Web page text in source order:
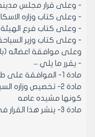
- وعلى قرار مجلس مدينه حلب رقم /
- وعلى كتاب وزاره الاسكان والمرافق /5135/
- وعلى كتاب فرع الهيئة العامة
- وعلى كتاب وزير السياحة رقم /2706/ه.ي/ع
وعلى موافقة اعضائه
- يقرر ما يلي –
مادة 1- الموافقة على طي قرار المكتب التنفيذي لمجلس مدينه حلب رقم /8/ لعام 2001
كونها مشيده عامه
مادة 3- ينشر هذا القرار في لوحه اعلانات مجلس مدينه ويبلغ من يلزم لتنفيذه اصولا